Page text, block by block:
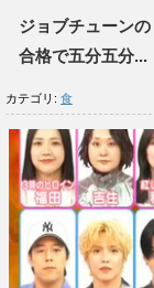
ジョブチューン
合格で五分五分...
カテゴリ: 食